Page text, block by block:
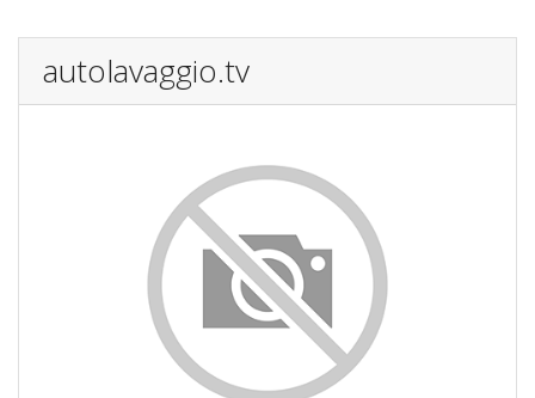
autolavaggio.tv